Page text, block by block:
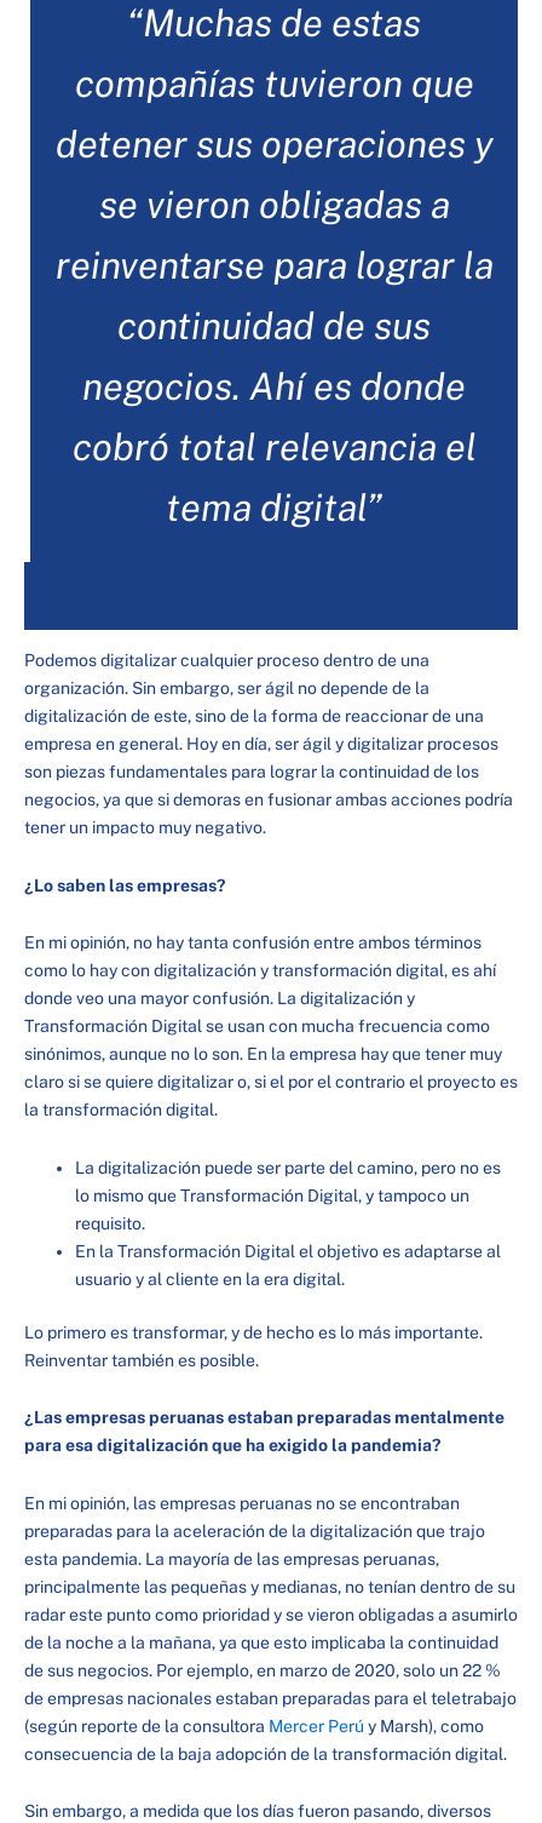
“Muchas de estas
compañías tuvieron que
detener sus operaciones y
se vieron obligadas a
reinventarse para lograr la
continuidad de sus
negocios. Ahí es donde
cobró total relevancia el
tema digital”
Podemos digitalizar cualquier proceso dentro de una
organización. Sin embargo, ser ágil no depende de la
digitalización de este, sino de la forma de reaccionar de una
empresa en general. Hoy en día, ser ágil y digitalizar procesos
son piezas fundamentales para lograr la continuidad de los
negocios, ya que si demoras en fusionar ambas acciones podría
tener un impacto muy negativo.
¿Lo saben las empresas?
En mi opinión, no hay tanta confusión entre ambos términos
como lo hay con digitalización y transformación digital, es ahí
donde veo una mayor confusión. La digitalización y
Transformación Digital se usan con mucha frecuencia como
sinónimos, aunque no lo son. En la empresa hay que tener muy
claro si se quiere digitalizar o, si el por el contrario el proyecto es
la transformación digital.
La digitalización puede ser parte del camino, pero no es
lo mismo que Transformación Digital, y tampoco un
requisito.
En la Transformación Digital el objetivo es adaptarse al
usuario y al cliente en la era digital.
Lo primero es transformar, y de hecho es lo más importante.
Reinventar también es posible.
¿Las empresas peruanas estaban preparadas mentalmente
para esa digitalización que ha exigido la pandemia?
En mi opinión, las empresas peruanas no se encontraban
preparadas para la aceleración de la digitalización que trajo
esta pandemia. La mayoría de las empresas peruanas,
principalmente las pequeñas y medianas, no tenían dentro de su
radar este punto como prioridad y se vieron obligadas a asumirlo
de la noche a la mañana, ya que esto implicaba la continuidad
de sus negocios. Por ejemplo, en marzo de 2020, solo un 22 %
de empresas nacionales estaban preparadas para el teletrabajo
(según reporte de la consultora Mercer Perú y Marsh), como
consecuencia de la baja adopción de la transformación digital.
Sin embargo, a medida que los días fueron pasando, diversos